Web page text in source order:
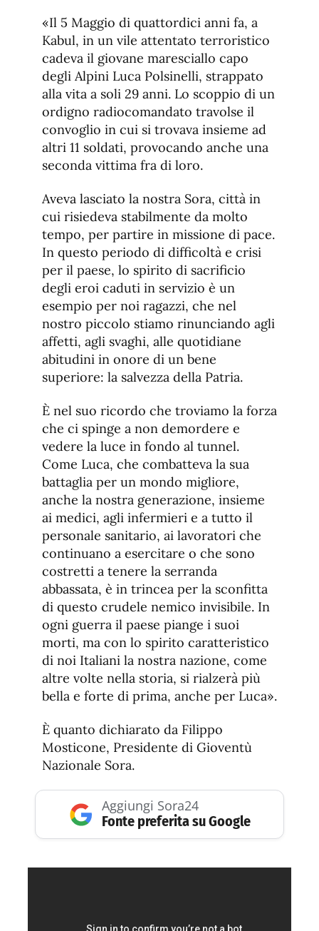
de
fuente
de
fuente.
«Il 5 Maggio di quattordici anni fa, a
Kabul, in un vile attentato terroristico
cadeva il giovane maresciallo capo
degli Alpini Luca Polsinelli, strappato
alla vita a soli 29 anni. Lo scoppio di un
ordigno radiocomandato travolse il
convoglio in cui si trovava insieme ad
altri 11 soldati, provocando anche una
seconda vittima fra di loro.
Aveva lasciato la nostra Sora, città in
cui risiedeva stabilmente da molto
tempo, per partire in missione di pace.
In questo periodo di difficoltà e crisi
per il paese, lo spirito di sacrificio
degli eroi caduti in servizio è un
esempio per noi ragazzi, che nel
nostro piccolo stiamo rinunciando agli
affetti, agli svaghi, alle quotidiane
abitudini in onore di un bene
superiore: la salvezza della Patria.
È nel suo ricordo che troviamo la forza
che ci spinge a non demordere e
vedere la luce in fondo al tunnel.
Come Luca, che combatteva la sua
battaglia per un mondo migliore,
anche la nostra generazione, insieme
ai medici, agli infermieri e a tutto il
personale sanitario, ai lavoratori che
continuano a esercitare o che sono
costretti a tenere la serranda
abbassata, è in trincea per la sconfitta
di questo crudele nemico invisibile. In
ogni guerra il paese piange i suoi
morti, ma con lo spirito caratteristico
di noi Italiani la nostra nazione, come
altre volte nella storia, si rialzerà più
bella e forte di prima, anche per Luca».
È quanto dichiarato da Filippo
Mosticone, Presidente di Gioventù
Nazionale Sora.
Aggiungi Sora24
Fonte preferita su Google